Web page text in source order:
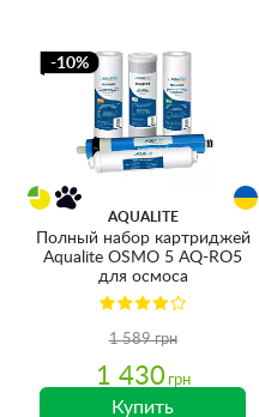
-10%
AQUALITE
Полный набор картриджей
Aqualite OSMO 5 AQ-RO5
для осмоса
1 589 грн
1 430 грн
Купить